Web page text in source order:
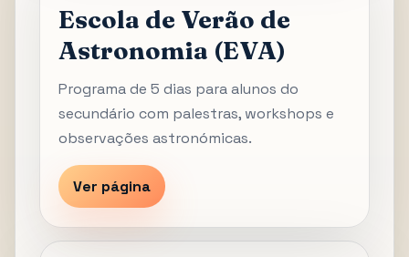
Escola de Verão de
Astronomia (EVA)
Programa de 5 dias para alunos do
secundário com palestras, workshops e
observações astronómicas.
Ver página